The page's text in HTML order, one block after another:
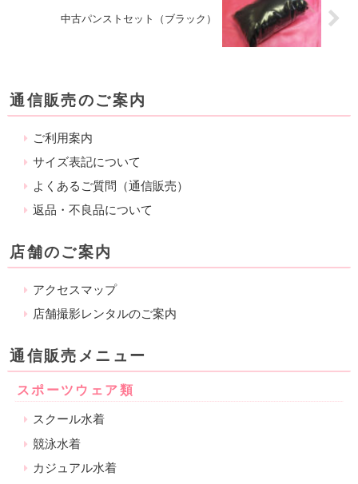
中古パンストセット（ブラック）
通信販売のご案内
ご利用案内
サイズ表記について
よくあるご質問（通信販売）
返品・不良品について
店舗のご案内
アクセスマップ
店舗撮影レンタルのご案内
通信販売メニュー
スポーツウェア類
スクール水着
競泳水着
カジュアル水着